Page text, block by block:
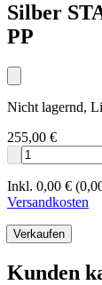
Silber
PP
Nicht lagernd,
255,00 €
Inkl. 0,00 €
Versandkosten
Verkaufen
Kunden